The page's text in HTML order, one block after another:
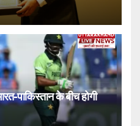
पाकिस्तान के बीच होगी